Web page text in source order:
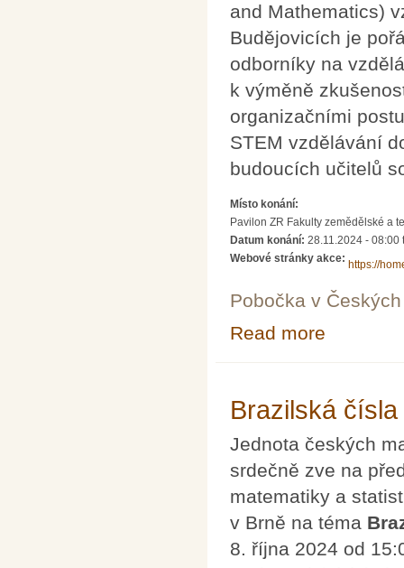
and Mathematics)
Budějovicích je
odborníky na
k výměně
organizačními
STEM vzdělávání
budoucích učitelů
Místo konání:
Pavilon ZR Fakulty zemědělské a
Datum konání: 28.11.2024 - 08:00
Webové stránky akce:
https://
Pobočka v
Read more
Brazilská
Jednota českých
srdečně zve na
matematiky a
v Brně na téma
8. října 2024 od